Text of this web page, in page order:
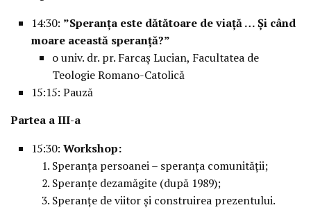
14:30: ”Speranța este dătătoare de viață … Și când
moare această speranță?”
o univ. dr. pr. Farcaș Lucian, Facultatea de
Teologie Romano-Catolică
15:15: Pauză
Partea a III-a
15:30: Workshop:
Speranța persoanei – speranța comunității;
Speranțe dezamăgite (după 1989);
Speranțe de viitor și construirea prezentului.